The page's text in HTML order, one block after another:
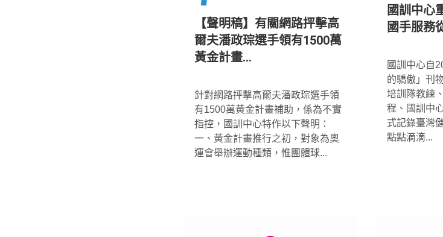
【聲明稿】有關網路抨擊高
爾夫潘政琮選手領有1500萬
黃金計畫...
針對網路抨擊高爾夫潘政琮選手領
有1500萬黃金計畫補助，係為不實
指控，國訓中心特作以下聲明：
一、黃金計畫推行之初，對象為奧
運會舉辦運動種類，惟團體球...
國訓中心
國手服務
國訓中心自
的驕傲」刊
培訓隊教練
程、國訓中
式記錄臺灣
點點滴滴...